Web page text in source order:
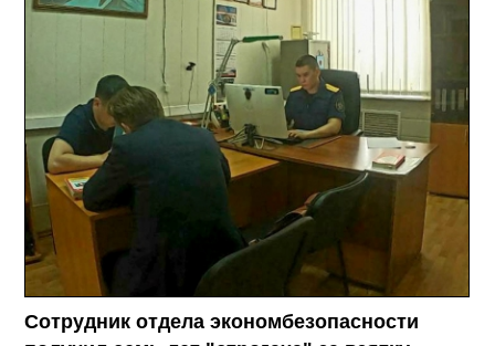
Сотрудник отдела экономбезопасности